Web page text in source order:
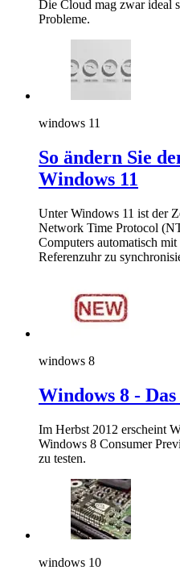
Die Cloud mag zwar ideal
Probleme.
windows 11
So ändern Sie
Windows 11
Unter Windows 11 ist der
Network Time Protocol
Computers automatisch
Referenzuhr zu
windows 8
Windows 8 -
Im Herbst 2012 erscheint
Windows 8 Consumer
zu testen.
windows 10